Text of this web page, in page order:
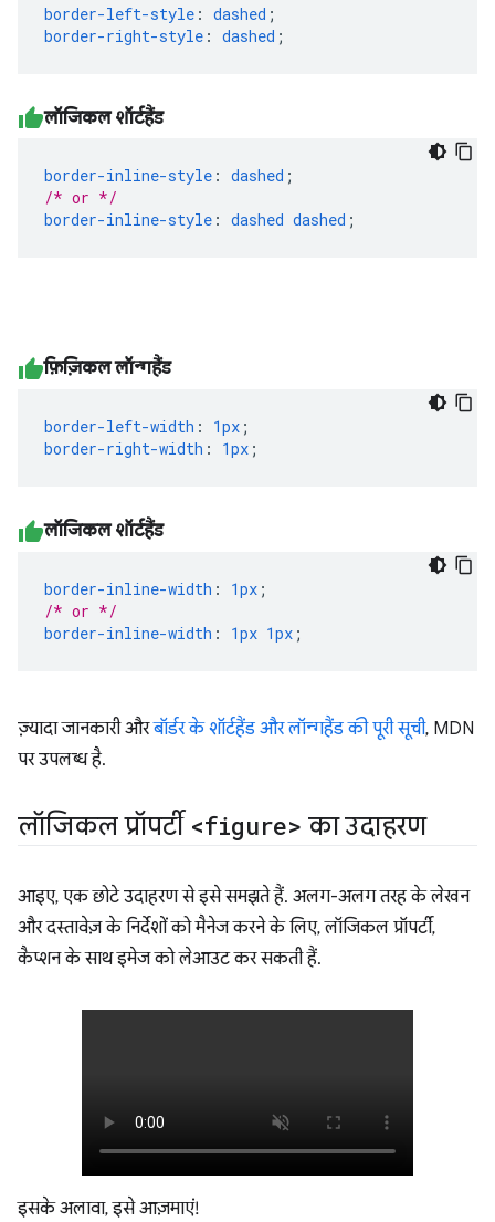
border-left-style : dashed ;
border-right-style : dashed ;
लॉजिकल शॉर्टहैंड
border-inline-style : dashed ;
/* or */
border-inline-style : dashed dashed ;
फ़िज़िकल लॉन्गहैंड
border-left-width : 1px ;
border-right-width : 1px ;
लॉजिकल शॉर्टहैंड
border-inline-width : 1px ;
/* or */
border-inline-width : 1px 1px ;
ज़्यादा जानकारी औरबॉर्डर के शॉर्टहैंड और लॉन्गहैंड की पूरी सूची, MDN
पर उपलब्ध है.
लॉजिकल प्रॉपर्टी <figure> का उदाहरण
आइए, एक छोटे उदाहरण से इसे समझते हैं. अलग-अलग तरह के लेखन
और दस्तावेज़ के निर्देशों को मैनेज करने के लिए, लॉजिकल प्रॉपर्टी,
कैप्शन के साथ इमेज को लेआउट कर सकती हैं.
इसके अलावा, इसे आज़माएं!